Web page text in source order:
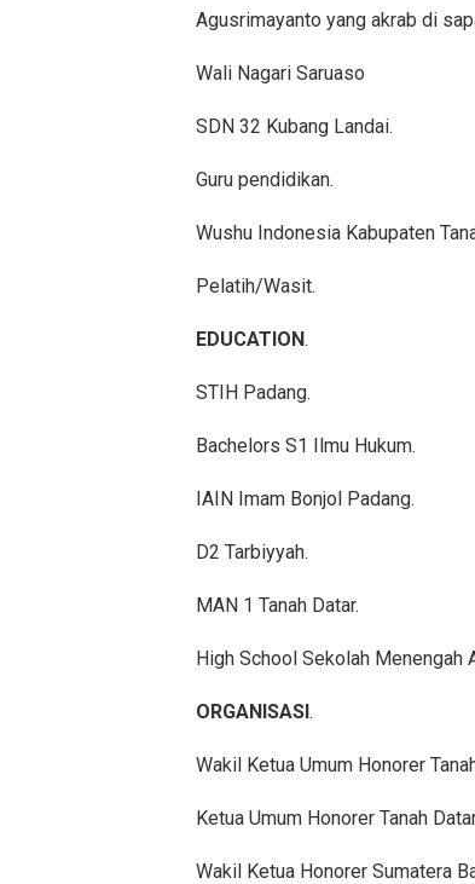
Agusrimayanto yang akrab di
Wali Nagari Saruaso
SDN 32 Kubang Landai.
Guru pendidikan.
Wushu Indonesia Kabupaten
Pelatih/Wasit.
EDUCATION.
STIH Padang.
Bachelors S1 Ilmu Hukum.
IAIN Imam Bonjol Padang.
D2 Tarbiyyah.
MAN 1 Tanah Datar.
High School Sekolah Menengah
ORGANISASI.
Wakil Ketua Umum Honorer
Ketua Umum Honorer Tanah
Wakil Ketua Honorer Sumatera